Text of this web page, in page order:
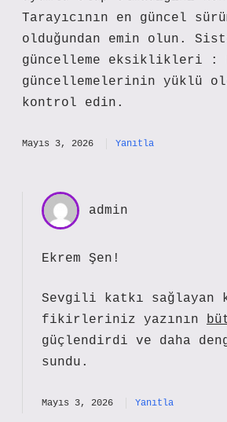
Tarayıcının en güncel
olduğundan emin olun.
güncelleme eksiklikleri :
güncellemelerinin yüklü
kontrol edin.
Mayıs 3, 2026 Yanıtla
admin
Ekrem Şen!
Sevgili katkı sağlayan
fikirleriniz yazının
güçlendirdi ve daha
sundu.
Mayıs 3, 2026 Yanıtla